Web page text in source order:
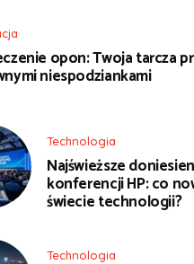
opon: Twoja tarcza
niespodziankami
Technologia
Najświeższe
konferencji HP: co
świecie technologii?
Technologia